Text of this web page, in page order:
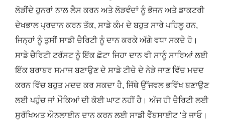
ਲੋੜੀਂਦੇ ਹੁਨਰਾਂ ਨਾਲ ਲੈਸ ਕਰਨ ਅਤੇ ਲੋੜਵੰਦਾਂ ਨੂੰ ਭੋਜਨ ਅਤੇ ਡਾਕਟਰੀ
ਦੇਖਭਾਲ ਪ੍ਰਦਾਨ ਕਰਨ ਤੱਕ, ਸਾਡੇ ਕੰਮ ਦੇ ਬਹੁਤ ਸਾਰੇ ਪਹਿਲੂ ਹਨ,
ਜਿਨ੍ਹਾਂ ਨੂੰ ਤੁਸੀਂ ਸਾਡੀ ਚੈਰਿਟੀ ਨੂੰ ਦਾਨ ਕਰਕੇ ਅੱਗੇ ਵਧਾ ਸਕਦੇ ਹੋ।
ਸਾਡੇ ਚੈਰਿਟੀ ਟਰੱਸਟ ਨੂੰ ਇੱਕ ਛੋਟਾ ਜਿਹਾ ਦਾਨ ਵੀ ਸਾਨੂੰ ਸਾਰਿਆਂ ਲਈ
ਇੱਕ ਬਰਾਬਰ ਸਮਾਜ ਬਣਾਉਣ ਦੇ ਸਾਡੇ ਟੀਚੇ ਦੇ ਨੇੜੇ ਜਾਣ ਵਿੱਚ ਮਦਦ
ਕਰਨ ਵਿੱਚ ਬਹੁਤ ਮਦਦ ਕਰ ਸਕਦਾ ਹੈ, ਜਿੱਥੇ ਉੱਜਵਲ ਭਵਿੱਖ ਬਣਾਉਣ
ਲਈ ਪਹੁੰਚ ਜਾਂ ਮੌਕਿਆਂ ਦੀ ਕੋਈ ਘਾਟ ਨਹੀਂ ਹੈ। ਅੱਜ ਹੀ ਚੈਰਿਟੀ ਲਈ
ਸੁਰੱਖਿਅਤ ਔਨਲਾਈਨ ਦਾਨ ਕਰਨ ਲਈ ਸਾਡੀ ਵੈੱਬਸਾਈਟ ‘ਤੇ ਜਾਓ।